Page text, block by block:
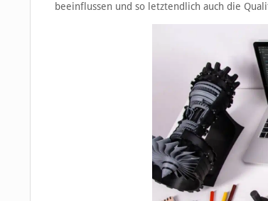
beeinflussen und so letztendlich auch die